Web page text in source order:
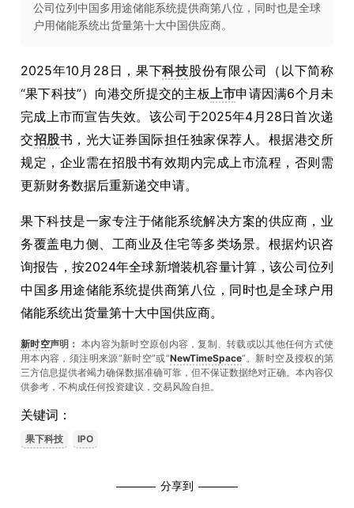
公司位列中国多用途储能系统提供商第八位，同时也是全球
户用储能系统出货量第十大中国供应商。
2025年10月28日，果下科技股份有限公司（以下简称
“果下科技”）向港交所提交的主板上市申请因满6个月未
完成上市而宣告失效。该公司于2025年4月28日首次递
交招股书，光大证券国际担任独家保荐人。根据港交所
规定，企业需在招股书有效期内完成上市流程，否则需
更新财务数据后重新递交申请。
果下科技是一家专注于储能系统解决方案的供应商，业
务覆盖电力侧、工商业及住宅等多类场景。根据灼识咨
询报告，按2024年全球新增装机容量计算，该公司位列
中国多用途储能系统提供商第八位，同时也是全球户用
储能系统出货量第十大中国供应商。
新时空声明： 本内容为新时空原创内容，复制、转载或以其他任何方式使
用本内容，须注明来源“新时空”或“NewTimeSpace”。新时空及授权的第
三方信息提供者竭力确保数据准确可靠，但不保证数据绝对正确。本內容仅
供参考，不构成任何投资建议，交易风险自担。
关键词：
果下科技 IPO
分享到